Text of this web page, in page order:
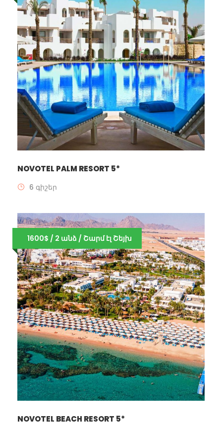
NOVOTEL PALM RESORT 5*
6 գիշեր
1600$ / 2 անձ / Շարմ էլ Շեյխ
NOVOTEL BEACH RESORT 5*